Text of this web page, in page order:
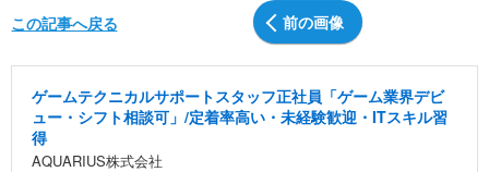
前の画像
この記事へ戻る
ゲームテクニカルサポートスタッフ正社員「ゲーム業界デビ
ュー・シフト相談可」/定着率高い・未経験歓迎・ITスキル習
得
AQUARIUS株式会社